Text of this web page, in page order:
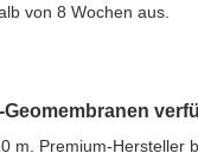
von 8 Wochen aus.
m. Premium-Hersteller